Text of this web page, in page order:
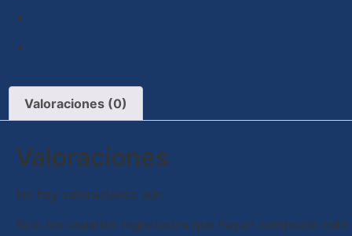
Valoraciones (0)
Valoraciones
No hay valoraciones aún.
Solo los usuarios registrados que hayan comprado